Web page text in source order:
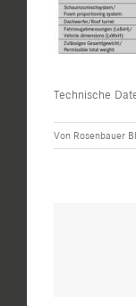
Technische
Von Rosenbauer